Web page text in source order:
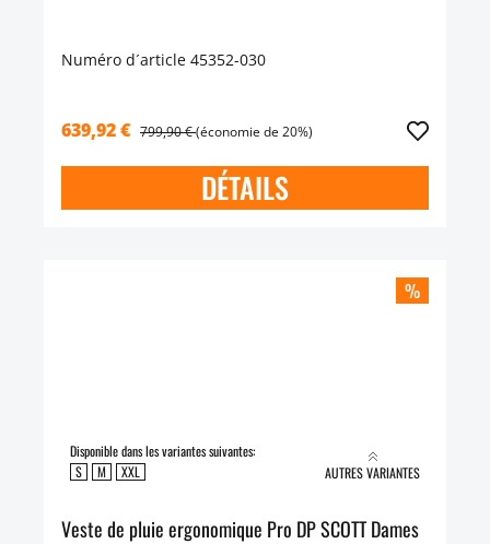
Numéro d´article 45352-030
639,92 € 799,90 €(économie de 20%)
DÉTAILS
%
Disponible dans les variantes suivantes:
S
M XXL AUTRES VARIANTES
Veste de pluie ergonomique Pro DP SCOTT Dames